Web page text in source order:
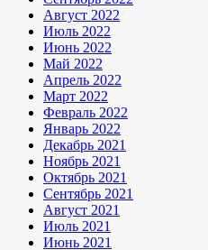
Август 2022
Июль 2022
Июнь 2022
Май 2022
Апрель 2022
Март 2022
Февраль 2022
Январь 2022
Декабрь 2021
Ноябрь 2021
Октябрь 2021
Сентябрь 2021
Август 2021
Июль 2021
Июнь 2021